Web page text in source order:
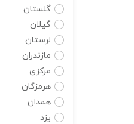
گلستان
گیلان
لرستان
مازندران
مرکزی
هرمزگان
همدان
یزد